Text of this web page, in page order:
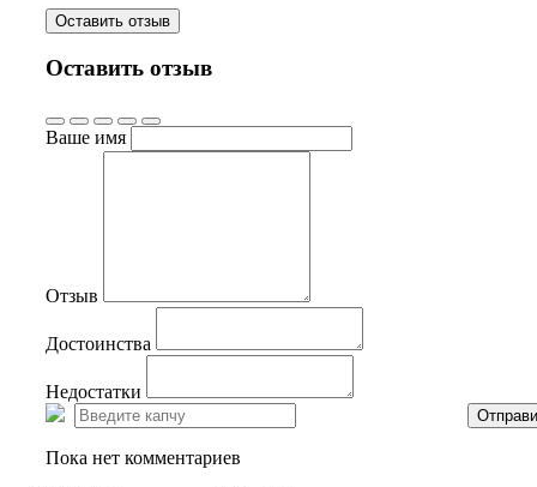
Оставить отзыв
Оставить отзыв
Ваше имя
Отзыв
Достоинства
Недостатки
Пока нет комментариев